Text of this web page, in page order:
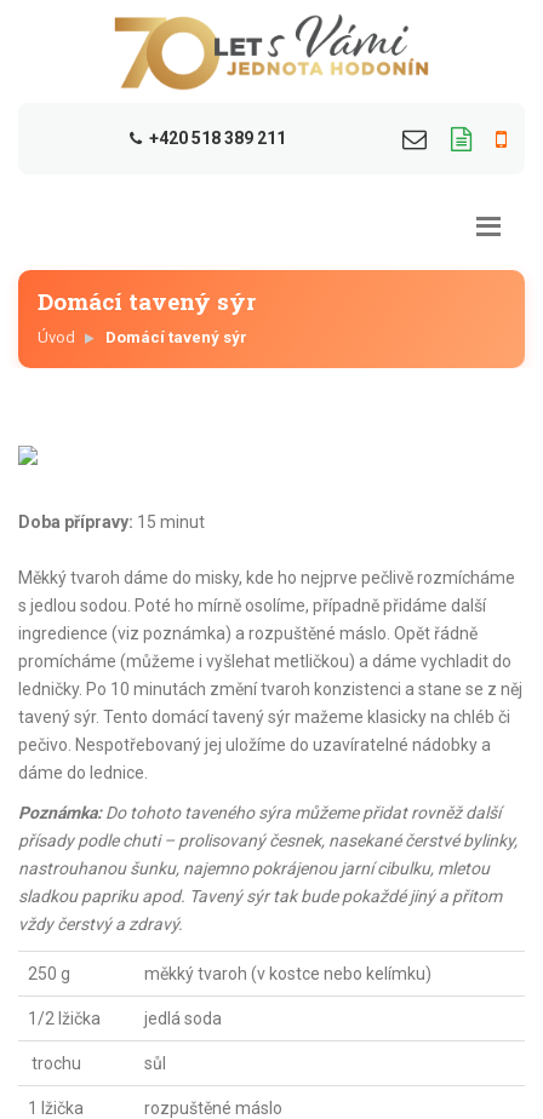
+420 518 389 211
Domácí tavený sýr
Úvod Domácí tavený sýr
Doba přípravy: 15 minut
Měkký tvaroh dáme do misky, kde ho nejprve pečlivě rozmícháme
s jedlou sodou. Poté ho mírně osolíme, případně přidáme další
ingredience (viz poznámka) a rozpuštěné máslo. Opět řádně
promícháme (můžeme i vyšlehat metličkou) a dáme vychladit do
ledničky. Po 10 minutách změní tvaroh konzistenci a stane se z něj
tavený sýr. Tento domácí tavený sýr mažeme klasicky na chléb či
pečivo. Nespotřebovaný jej uložíme do uzavíratelné nádobky a
dáme do lednice.
Poznámka:Do tohoto taveného sýra můžeme přidat rovněž další
přísady podle chuti – prolisovaný česnek, nasekané čerstvé bylinky,
nastrouhanou šunku, najemno pokrájenou jarní cibulku, mletou
sladkou papriku apod. Tavený sýr tak bude pokaždé jiný a přitom
vždy čerstvý a zdravý.
250 g měkký tvaroh (v kostce nebo kelímku)
1/2 lžička jedlá soda
trochu sůl
1 lžička rozpuštěné máslo